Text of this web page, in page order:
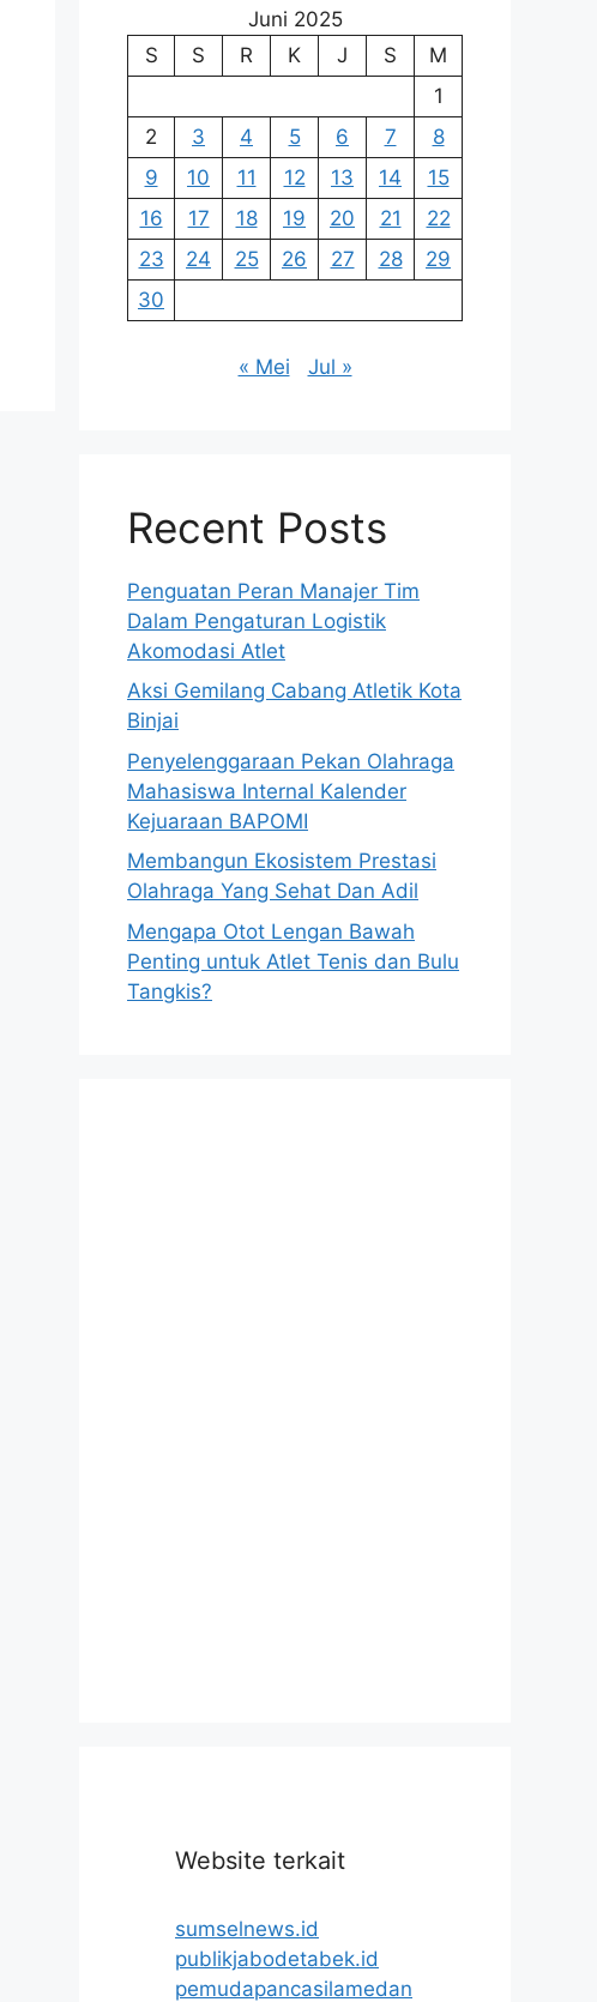
Juni 2025
S
S R K J S
M
1
2
3 4 5 6 7
8
9
10 11 12 13 14
15
16
17 18 19 20 21
22
23
24 25 26 27 28
29
30
« Mei Jul »
Recent Posts
Penguatan Peran Manajer Tim
Dalam Pengaturan Logistik
Akomodasi Atlet
Aksi Gemilang Cabang Atletik Kota
Binjai
Penyelenggaraan Pekan Olahraga
Mahasiswa Internal Kalender
Kejuaraan BAPOMI
Membangun Ekosistem Prestasi
Olahraga Yang Sehat Dan Adil
Mengapa Otot Lengan Bawah
Penting untuk Atlet Tenis dan Bulu
Tangkis?
Website terkait
sumselnews.id
publikjabodetabek.id
pemudapancasilamedan